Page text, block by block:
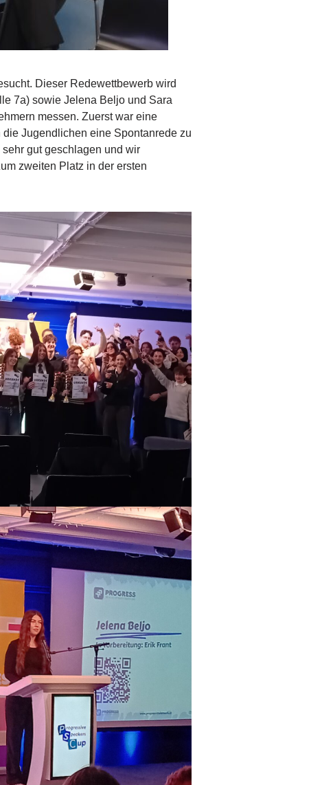
Dieser Redewettbewerb wird
7a) sowie Jelena Beljo und Sara
messen. Zuerst war eine
Jugendlichen eine Spontanrede zu
gut geschlagen und wir
zweiten Platz in der ersten